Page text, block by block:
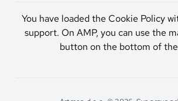
You have loaded the Cookie Policy
support. On AMP, you can use the
button on the bottom of